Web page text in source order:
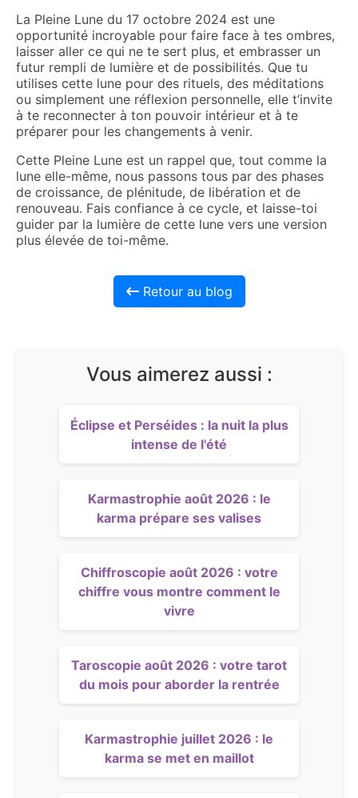
La Pleine Lune du 17 octobre 2024 est une
opportunité incroyable pour faire face à tes ombres,
laisser aller ce qui ne te sert plus, et embrasser un
futur rempli de lumière et de possibilités. Que tu
utilises cette lune pour des rituels, des méditations
ou simplement une réflexion personnelle, elle t’invite
à te reconnecter à ton pouvoir intérieur et à te
préparer pour les changements à venir.
Cette Pleine Lune est un rappel que, tout comme la
lune elle-même, nous passons tous par des phases
de croissance, de plénitude, de libération et de
renouveau. Fais confiance à ce cycle, et laisse-toi
guider par la lumière de cette lune vers une version
plus élevée de toi-même.
Retour au blog
Vous aimerez aussi :
Éclipse et Perséides : la nuit la plus
intense de l'été
Karmastrophie août 2026 : le
karma prépare ses valises
Chiffroscopie août 2026 : votre
chiffre vous montre comment le
vivre
Taroscopie août 2026 : votre tarot
du mois pour aborder la rentrée
Karmastrophie juillet 2026 : le
karma se met en maillot